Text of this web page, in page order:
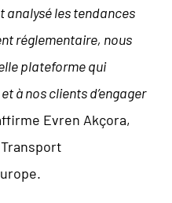
analysé les tendances
réglementaire, nous
plateforme qui
à nos clients d’engager
Evren Akçora,